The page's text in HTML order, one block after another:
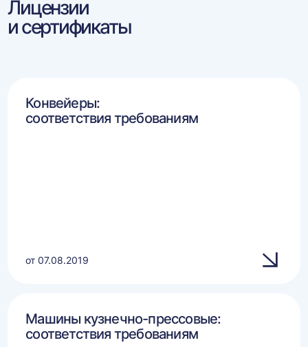
Лицензии
и сертификаты
Конвейеры:
соответствия требованиям
от 07.08.2019
Машины кузнечно-прессовые:
соответствия требованиям